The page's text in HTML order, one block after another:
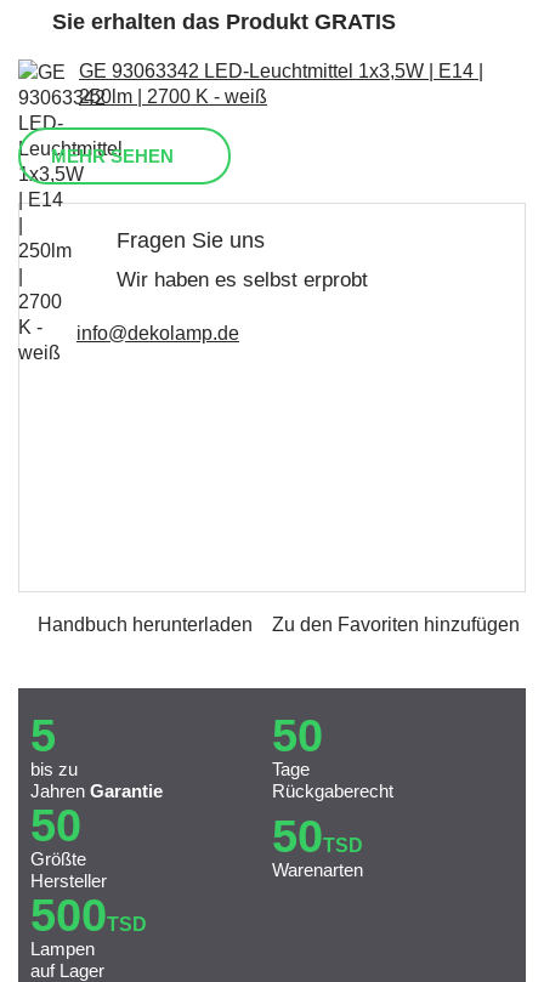
Sie erhalten das Produkt GRATIS
GE 93063342 LED-Leuchtmittel 1x3,5W | E14 |
250lm | 2700 K - weiß
MEHR SEHEN
Fragen Sie uns
Wir haben es selbst erprobt
info@dekolamp.de
Handbuch herunterladen Zu den Favoriten hinzufügen
5
bis zu
Jahren Garantie
50
Tage
Rückgaberecht
50
Größte
Hersteller
50TSD
Warenarten
500TSD
Lampen
auf Lager